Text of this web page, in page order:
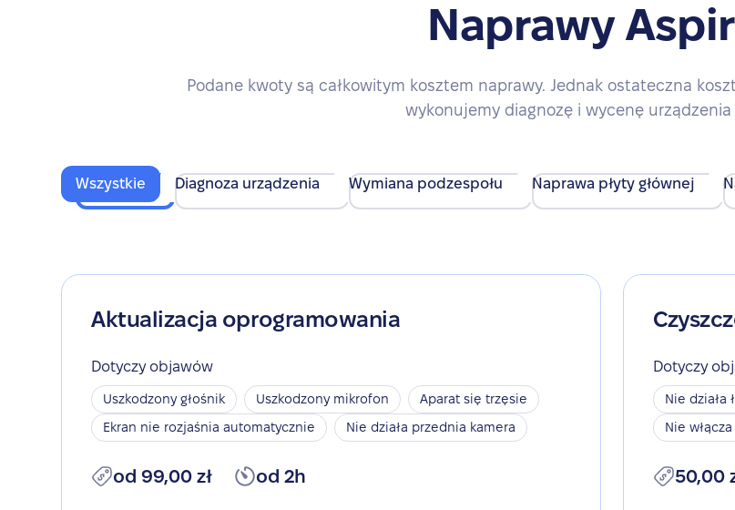
Naprawy
Podane kwoty są całkowitym kosztem naprawy. Jednak ostateczna
wykonujemy diagnozę i wycenę
Wszystkie Diagnoza urządzenia Wymiana podzespołu Naprawa płyty głównej
Aktualizacja oprogramowania
Dotyczy objawów
Uszkodzony głośnik Uszkodzony mikrofon
Aparat się trzęsie
Ekran nie rozjaśnia automatycznie
Nie działa przednia kamera
od 99,00 zł od 2h
Dotyczy
Nie działa
Nie
50,00